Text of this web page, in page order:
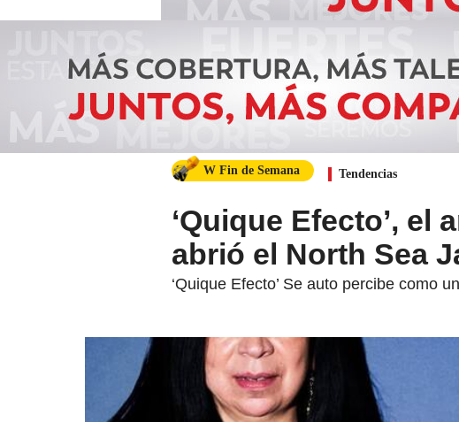
W Fin de Semana Tendencias
‘Quique Efecto’,
abrió el North Sea
‘Quique Efecto’ Se auto percibe como